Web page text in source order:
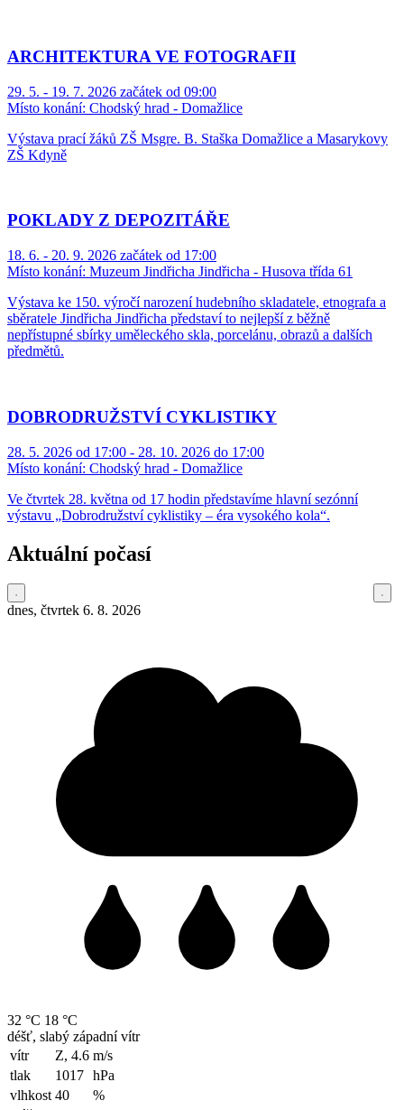
ARCHITEKTURA VE FOTOGRAFII
29. 5. - 19. 7. 2026 začátek od 09:00
Místo konání: Chodský hrad - Domažlice
Výstava prací žáků ZŠ Msgre. B. Staška Domažlice a Masarykovy
ZŠ Kdyně
POKLADY Z DEPOZITÁŘE
18. 6. - 20. 9. 2026 začátek od 17:00
Místo konání: Muzeum Jindřicha Jindřicha - Husova třída 61
Výstava ke 150. výročí narození hudebního skladatele, etnografa a
sběratele Jindřicha Jindřicha představí to nejlepší z běžně
nepřístupné sbírky uměleckého skla, porcelánu, obrazů a dalších
předmětů.
DOBRODRUŽSTVÍ CYKLISTIKY
28. 5. 2026 od 17:00 - 28. 10. 2026 do 17:00
Místo konání: Chodský hrad - Domažlice
Ve čtvrtek 28. května od 17 hodin představíme hlavní sezónní
výstavu „Dobrodružství cyklistiky – éra vysokého kola“.
Aktuální počasí
dnes, čtvrtek 6. 8. 2026
32 °C 18 °C
déšť, slabý západní vítr
vítr
Z, 4.6 m/s
tlak
1017 hPa
vlhkost 40
%